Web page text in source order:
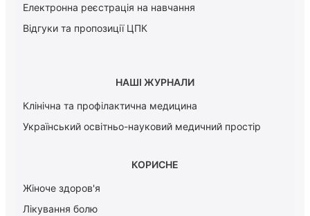
Електронна реєстрація на навчання
Відгуки та пропозиції ЦПК
НАШІ ЖУРНАЛИ
Клінічна та профілактична медицина
Український освітньо-науковий медичний простір
КОРИСНЕ
Жіноче здоров'я
Лікування болю